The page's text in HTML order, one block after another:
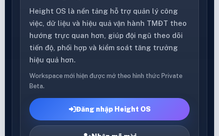
Height OS là nền tảng hỗ trợ quản lý công
việc, dữ liệu và hiệu quả vận hành TMĐT theo
hướng trực quan hơn, giúp đội ngũ theo dõi
tiến độ, phối hợp và kiểm soát tăng trưởng
hiệu quả hơn.
Workspace mới hiện được mở theo hình thức Private
Beta.
Đăng nhập Height OS